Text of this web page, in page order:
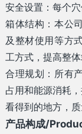
安全设置：每个
箱体结构：本公
及整材使用等方
工方式，提高整
合理规划：所有
占用和能源消耗
看得到的地方，
产品构成/